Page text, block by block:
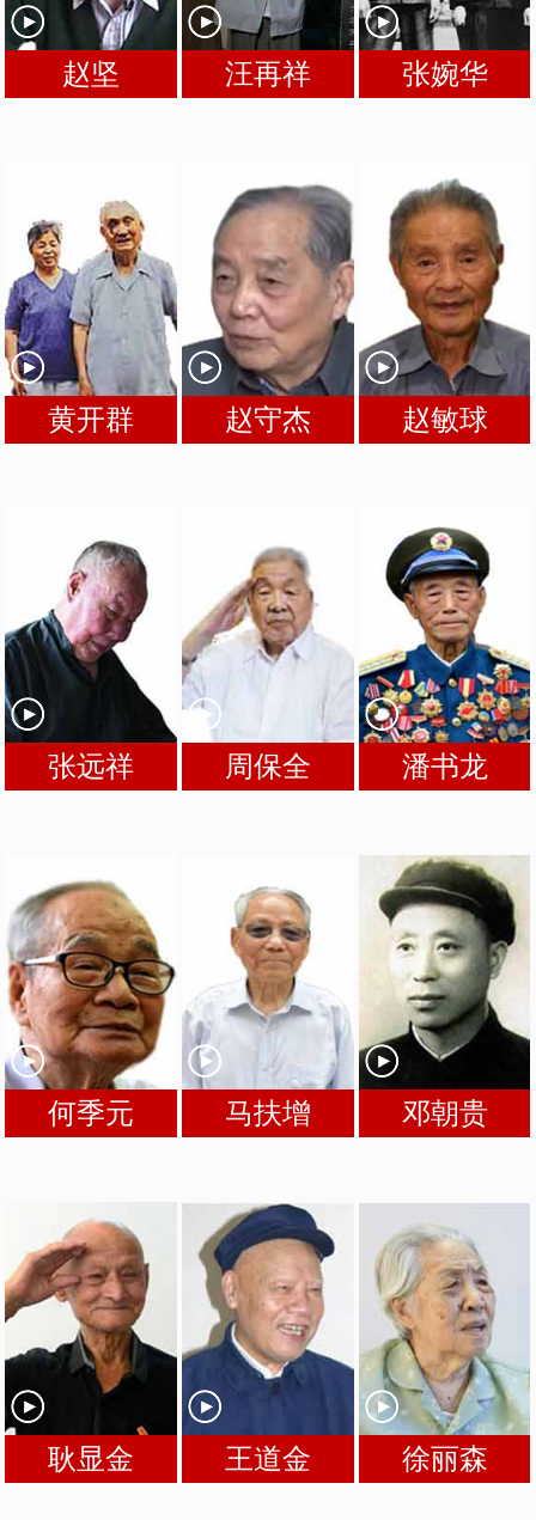
赵坚 汪再祥 张婉华
黄开群 赵守杰 赵敏球
张远祥 周保全 潘书龙
何季元 马扶增 邓朝贵
耿显金 王道金 徐丽森